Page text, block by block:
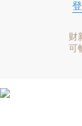
财
可